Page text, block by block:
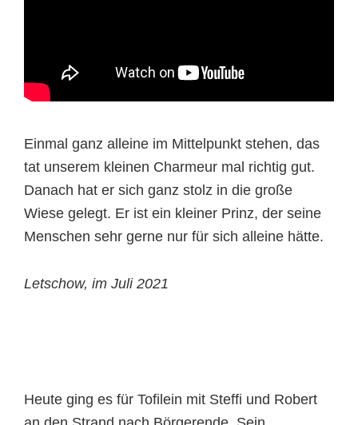
Einmal ganz alleine im Mittelpunkt stehen, das
tat unserem kleinen Charmeur mal richtig gut.
Danach hat er sich ganz stolz in die große
Wiese gelegt. Er ist ein kleiner Prinz, der seine
Menschen sehr gerne nur für sich alleine hätte.
Letschow, im Juli 2021
Heute ging es für Tofilein mit Steffi und Robert